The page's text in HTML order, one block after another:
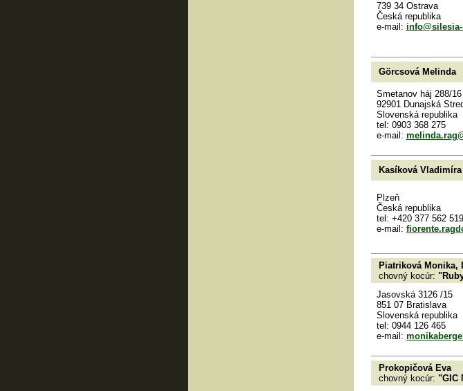
739 34 Ostrava
Česká republika
e-mail:
Görcsová Melinda
Smetanov háj 288/16
92901 Dunajská
Slovenská republika
tel: 0903 368 275
e-mail:
Kasíková Vladimíra
Plzeň
Česká republika
tel: +420 377 562 519
e-mail:
Piatriková Monika,
chovný kocúr:
Jasovská 3126 /15
851 07 Bratislava
Slovenská republika
tel: 0944 126 465
e-mail:
Prokopičová Eva
chovný kocúr: "GIC